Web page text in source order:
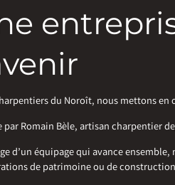
du Noroît, nous mettons
par Romain Bèle, artisan charpentier
d’un équipage qui avance
de patrimoine ou de